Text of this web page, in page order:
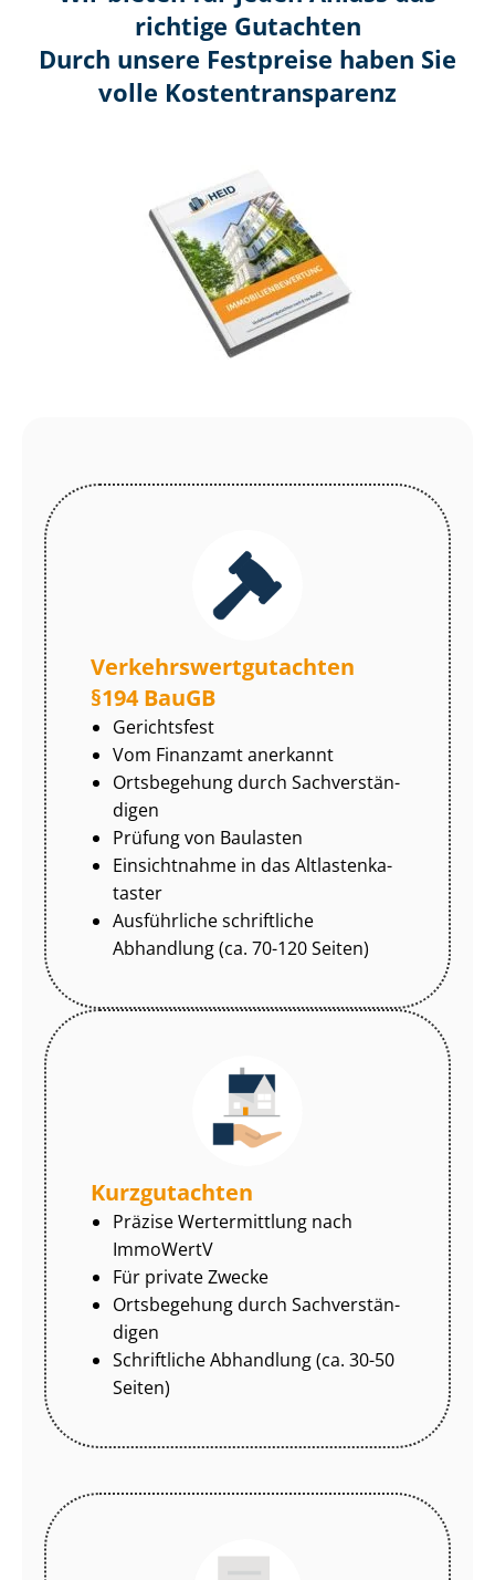
richtige Gutachten
Durch unsere Festpreise haben Sie
volle Kosten­transparenz
Ver­kehrs­wert­gut­ach­ten
§194 BauGB
Gerichtsfest
Vom Finanzamt anerkannt
Ortsbegehung durch Sach­ver­stän­
di­gen
Prüfung von Baulasten
Einsichtnahme in das Alt­las­ten­ka­
tas­ter
Ausführliche schriftliche
Abhandlung (ca. 70-120 Seiten)
Kurzgutachten
Präzise Wertermittlung nach
ImmoWertV
Für private Zwecke
Ortsbegehung durch Sach­ver­stän­
di­gen
Schriftliche Abhandlung (ca. 30-50
Seiten)